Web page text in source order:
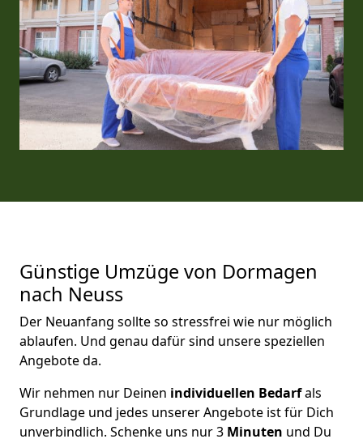
Günstige Umzüge von Dormagen
nach Neuss
Der Neuanfang sollte so stressfrei wie nur möglich
ablaufen. Und genau dafür sind unsere speziellen
Angebote da.
Wir nehmen nur Deinen individuellen Bedarfals
Grundlage und jedes unserer Angebote ist für Dich
unverbindlich. Schenke uns nur 3 Minuten und Du